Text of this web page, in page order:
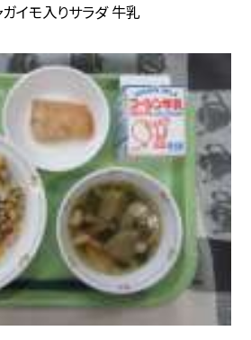
イモ入りサラダ 牛乳